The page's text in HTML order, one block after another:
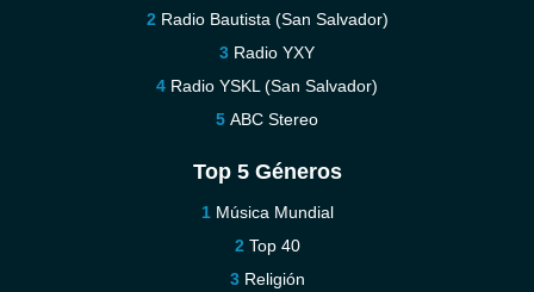
Radio Bautista (San Salvador)
Radio YXY
Radio YSKL (San Salvador)
ABC Stereo
Top 5 Géneros
Música Mundial
Top 40
Religión